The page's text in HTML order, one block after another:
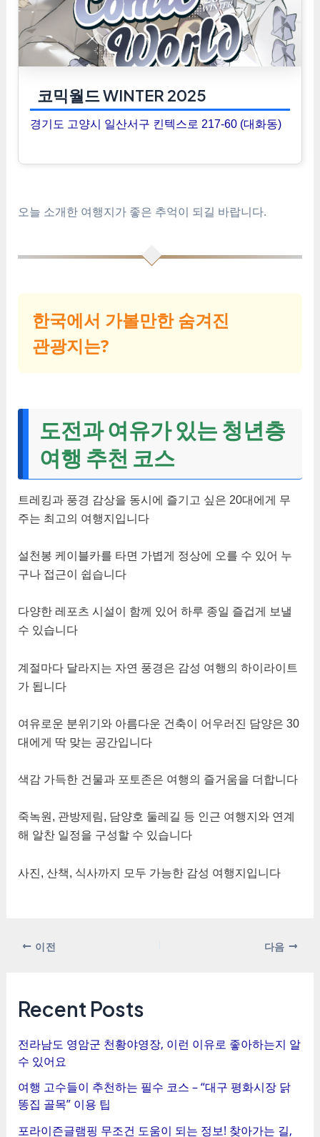
코믹월드 WINTER 2025
경기도 고양시 일산서구 킨텍스로 217-60 (대화동)
오늘 소개한 여행지가 좋은 추억이 되길 바랍니다.
한국에서 가볼만한 숨겨진
관광지는?
도전과 여유가 있는 청년층
여행 추천 코스
트레킹과 풍경 감상을 동시에 즐기고 싶은 20대에게 무
주는 최고의 여행지입니다
설천봉 케이블카를 타면 가볍게 정상에 오를 수 있어 누
구나 접근이 쉽습니다
다양한 레포츠 시설이 함께 있어 하루 종일 즐겁게 보낼
수 있습니다
계절마다 달라지는 자연 풍경은 감성 여행의 하이라이트
가 됩니다
여유로운 분위기와 아름다운 건축이 어우러진 담양은 30
대에게 딱 맞는 공간입니다
색감 가득한 건물과 포토존은 여행의 즐거움을 더합니다
죽녹원, 관방제림, 담양호 둘레길 등 인근 여행지와 연계
해 알찬 일정을 구성할 수 있습니다
사진, 산책, 식사까지 모두 가능한 감성 여행지입니다
이전 다음
Recent Posts
전라남도 영암군 천황야영장, 이런 이유로 좋아하는지 알
수 있어요
여행 고수들이 추천하는 필수 코스 – “대구 평화시장 닭
똥집 골목” 이용 팁
포라이즌글램핑 무조건 도움이 되는 정보! 찾아가는 길,